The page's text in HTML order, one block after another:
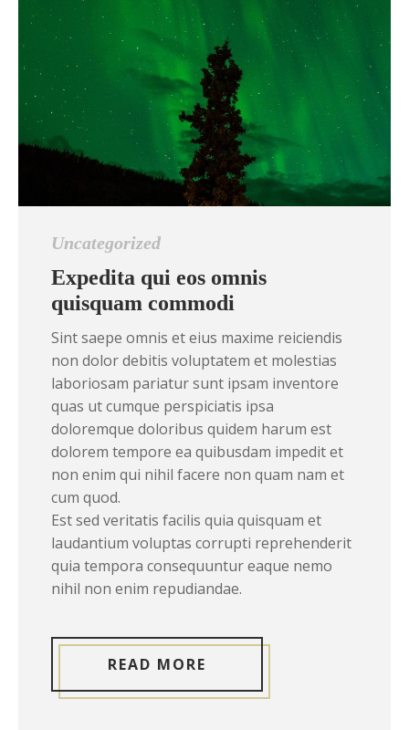
Uncategorized
Expedita qui eos omnis
quisquam commodi
Sint saepe omnis et eius maxime reiciendis
non dolor debitis voluptatem et molestias
laboriosam pariatur sunt ipsam inventore
quas ut cumque perspiciatis ipsa
doloremque doloribus quidem harum est
dolorem tempore ea quibusdam impedit et
non enim qui nihil facere non quam nam et
cum quod.
Est sed veritatis facilis quia quisquam et
laudantium voluptas corrupti reprehenderit
quia tempora consequuntur eaque nemo
nihil non enim repudiandae.
READ MORE